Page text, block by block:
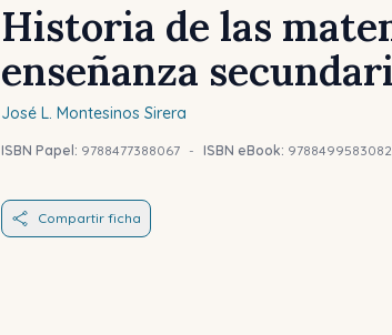
Historia de las
enseñanza
José L. Montesinos Sirera
ISBN Papel: 9788477388067 - ISBN eBook: 9788499583082
Compartir ficha